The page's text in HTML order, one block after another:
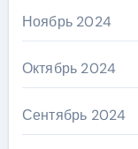
Ноябрь 2024
Октябрь 2024
Сентябрь 2024